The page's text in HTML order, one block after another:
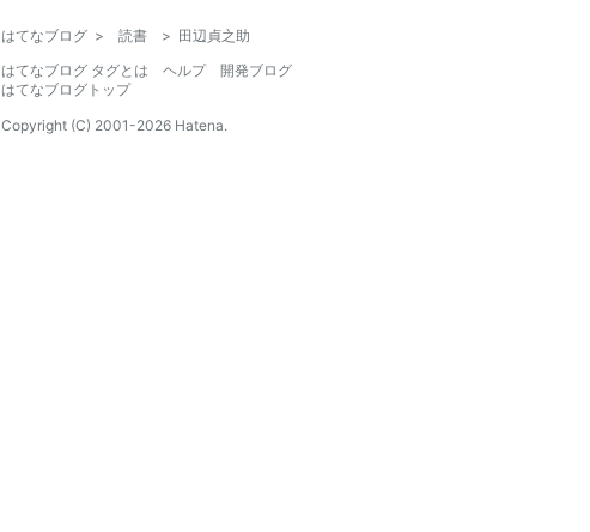
はてなブログ > 読書 > 田辺貞之助
はてなブログ タグとは
ヘルプ
開発ブログ
はてなブログトップ
Copyright (C) 2001-2026 Hatena.